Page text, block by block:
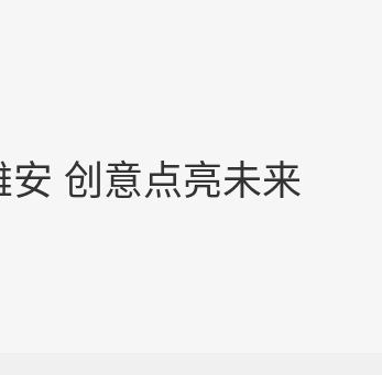
创意点亮未来